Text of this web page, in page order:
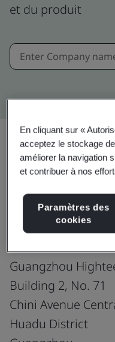
et du produit
ISO
Guangzhou
Building 2, No. 71
Chini Avenue
Huadu District
En cliquant sur «
acceptez le stockage
améliorer la navigation
et contribuer à nos
Paramètres des
cookies